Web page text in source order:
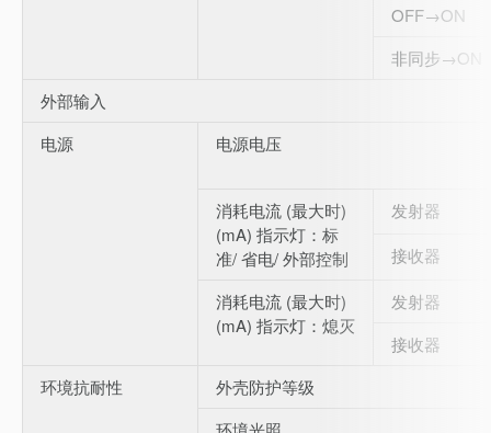
OFF→ON
非同步→ON
外部输入
电源
电源电压
消耗电流 (最大时)
(mA) 指示灯：标
准/ 省电/ 外部控制
发射器
接收器
消耗电流 (最大时)
(mA) 指示灯：熄灭
发射器
接收器
环境抗耐性
外壳防护等级